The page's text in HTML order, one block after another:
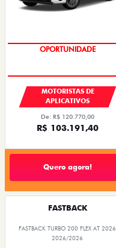
OPORTUNIDADE
MOTORISTAS DE
APLICATIVOS
De: R$ 120.770,00
R$ 103.191,40
Quero agora!
FASTBACK
FASTBACK TURBO 200 FLEX AT 2026
2026/2026